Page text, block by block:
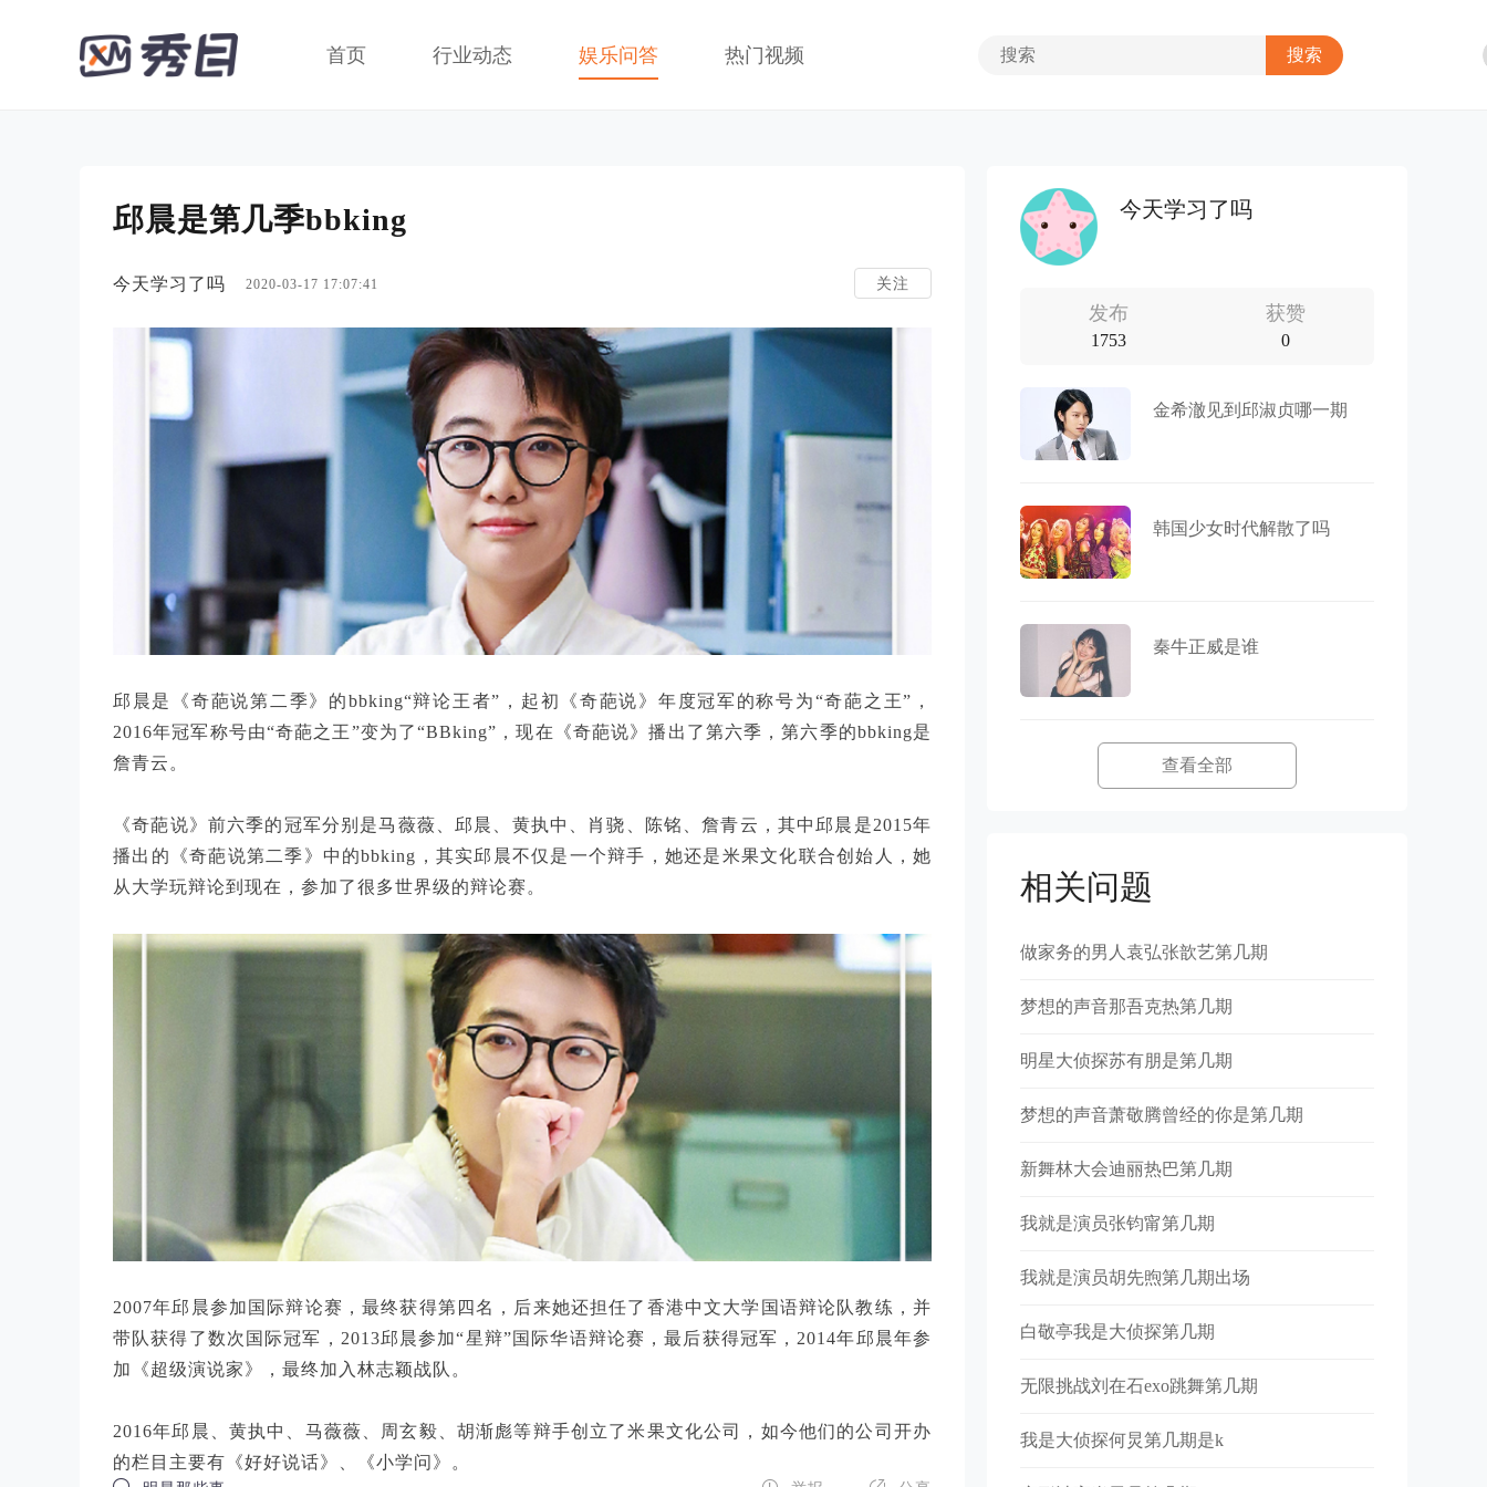
首页 行业动态 娱乐问答 热门视频
邱晨是第几季bbking
今天学习了吗 2020-03-17 17:07:41 关注
邱晨是《奇葩说第二季》的bbking“辩论王者”，起初《奇葩说》年度冠军的称号为“奇葩之王”，
2016年冠军称号由“奇葩之王”变为了“BBking”，现在《奇葩说》播出了第六季，第六季的bbking是
詹青云。
《奇葩说》前六季的冠军分别是马薇薇、邱晨、黄执中、肖骁、陈铭、詹青云，其中邱晨是2015年
播出的《奇葩说第二季》中的bbking，其实邱晨不仅是一个辩手，她还是米果文化联合创始人，她
从大学玩辩论到现在，参加了很多世界级的辩论赛。
2007年邱晨参加国际辩论赛，最终获得第四名，后来她还担任了香港中文大学国语辩论队教练，并
带队获得了数次国际冠军，2013邱晨参加“星辩”国际华语辩论赛，最后获得冠军，2014年邱晨年参
加《超级演说家》，最终加入林志颖战队。
2016年邱晨、黄执中、马薇薇、周玄毅、胡渐彪等辩手创立了米果文化公司，如今他们的公司开办
的栏目主要有《好好说话》、《小学问》。
今天学习了吗
发布
1753
获赞
0
金希澈见到邱淑贞哪一期
韩国少女时代解散了吗
秦牛正威是谁
查看全部
相关问题
做家务的男人袁弘张歆艺第几期
梦想的声音那吾克热第几期
明星大侦探苏有朋是第几期
梦想的声音萧敬腾曾经的你是第几期
新舞林大会迪丽热巴第几期
我就是演员张钧甯第几期
我就是演员胡先煦第几期出场
白敬亭我是大侦探第几期
无限挑战刘在石exo跳舞第几期
我是大侦探何炅第几期是k